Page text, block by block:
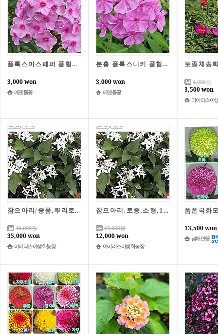
플록스미스페퍼 풀협죽도 노지월동 다년초
3,000 won
에덴들꽃
분홍 플록스니키 풀협죽도 노지월동 다년초
3,000 won
에덴들꽃
4,000원
3,500 won
아이리스야
참으아리/중품,뿌리로번식.
40,000원
35,000 won
아이리스야생화농장
참으아리.토종,소형,1폿당
15,000원
12,000 won
아이리스야생화농장
13,500 won
남해연뜰